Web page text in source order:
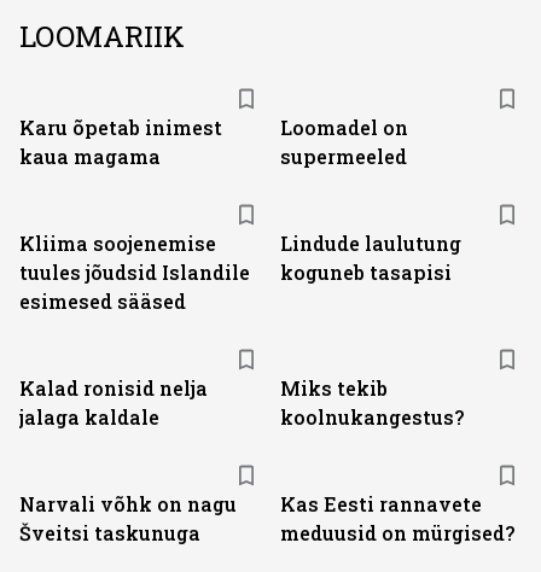
LOOMARIIK
Karu õpetab inimest
kaua magama
Loomadel on
supermeeled
Kliima soojenemise
tuules jõudsid Islandile
esimesed sääsed
Lindude laulutung
koguneb tasapisi
Kalad ronisid nelja
jalaga kaldale
Miks tekib
koolnukangestus?
Narvali võhk on nagu
Šveitsi taskunuga
Kas Eesti rannavete
meduusid on mürgised?